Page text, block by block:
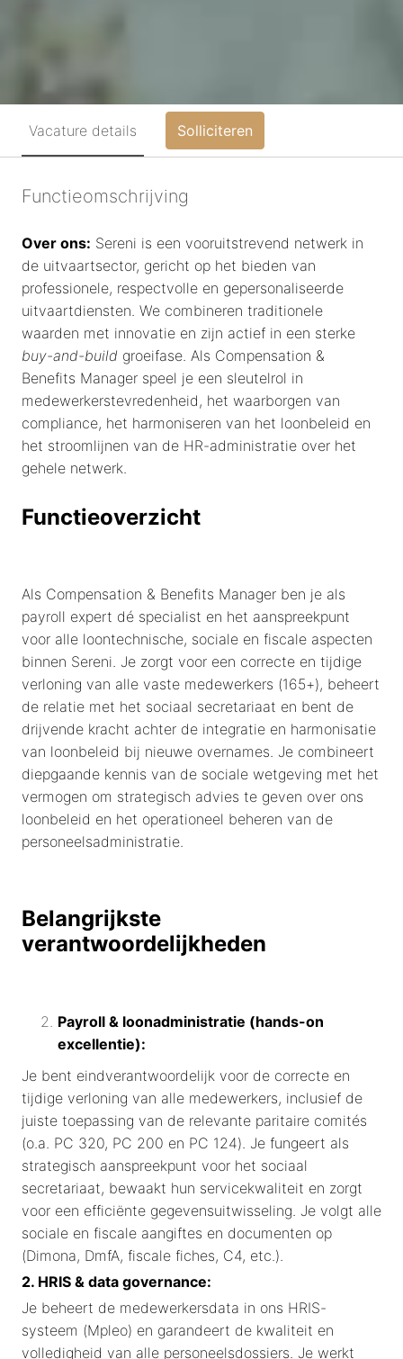
Vacature details Solliciteren
Functieomschrijving
Over ons: Sereni is een vooruitstrevend netwerk in
de uitvaartsector, gericht op het bieden van
professionele, respectvolle en gepersonaliseerde
uitvaartdiensten. We combineren traditionele
waarden met innovatie en zijn actief in een sterke
buy-and-build groeifase. Als Compensation &
Benefits Manager speel je een sleutelrol in
medewerkerstevredenheid, het waarborgen van
compliance, het harmoniseren van het loonbeleid en
het stroomlijnen van de HR-administratie over het
gehele netwerk.
Functieoverzicht
Als Compensation & Benefits Manager ben je als
payroll expert dé specialist en het aanspreekpunt
voor alle loontechnische, sociale en fiscale aspecten
binnen Sereni. Je zorgt voor een correcte en tijdige
verloning van alle vaste medewerkers (165+), beheert
de relatie met het sociaal secretariaat en bent de
drijvende kracht achter de integratie en harmonisatie
van loonbeleid bij nieuwe overnames. Je combineert
diepgaande kennis van de sociale wetgeving met het
vermogen om strategisch advies te geven over ons
loonbeleid en het operationeel beheren van de
personeelsadministratie.
Belangrijkste
verantwoordelijkheden
Payroll & loonadministratie (hands-on
excellentie):
Je bent eindverantwoordelijk voor de correcte en
tijdige verloning van alle medewerkers, inclusief de
juiste toepassing van de relevante paritaire comités
(o.a. PC 320, PC 200 en PC 124). Je fungeert als
strategisch aanspreekpunt voor het sociaal
secretariaat, bewaakt hun servicekwaliteit en zorgt
voor een efficiënte gegevensuitwisseling. Je volgt alle
sociale en fiscale aangiftes en documenten op
(Dimona, DmfA, fiscale fiches, C4, etc.).
2. HRIS & data governance:
Je beheert de medewerkersdata in ons HRIS-
systeem (Mpleo) en garandeert de kwaliteit en
volledigheid van alle personeelsdossiers. Je werkt